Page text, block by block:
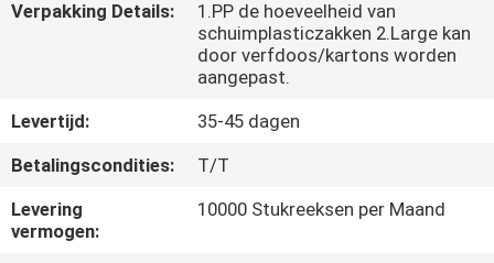
VRAAG
EEN
OFFERTE
Verpakking Details:
1.PP de hoeveelheid van
schuimplasticzakken 2.Large kan
door verfdoos/kartons worden
aangepast.
Levertijd:
35-45 dagen
Betalingscondities:
T/T
Levering
vermogen:
10000 Stukreeksen per Maand